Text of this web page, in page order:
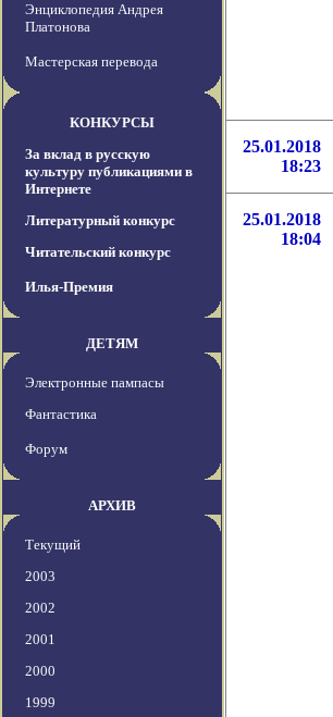
Энциклопедия Андрея
Платонова
Мастерская перевода
КОНКУРСЫ
За вклад в русскую
культуру публикациями в
Интернете
Литературный конкурс
Читательский конкурс
Илья-Премия
ДЕТЯМ
Электронные пампасы
Фантастика
Форум
АРХИВ
Текущий
2003
2002
2001
2000
1999
25.01.2018
18:23
25.01.2018
18:04